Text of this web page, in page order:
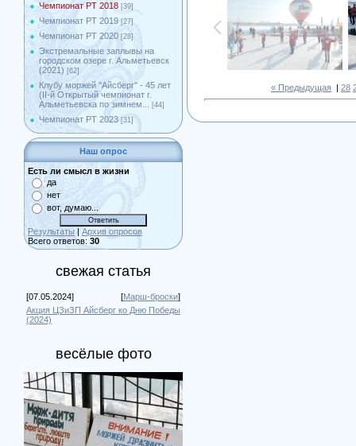
Чемпионат РТ 2018 [39]
Чемпионат РТ 2019 [27]
Чемпионат РТ 2020 [28]
Экстремальные заплывы на
городском озере г. Альметьевск
(2021) [62]
Клубу моржей ''Айсберг'' - 45 лет
(II-й Открытый чемпионат г.
Альметьевска по зимнем...
[44]
Чемпионат РТ 2023 [31]
Наш опрос
Есть ли смысл в жизни
да
нет
вот, думаю...
Результаты | Архив опросов
Всего ответов: 30
свежая статья
[07.05.2024] [Марш-броски]
Акция ЦЗиЗП Айсберг ко Дню Победы
(2024)
весёлые фото
« Предыдущая | 28